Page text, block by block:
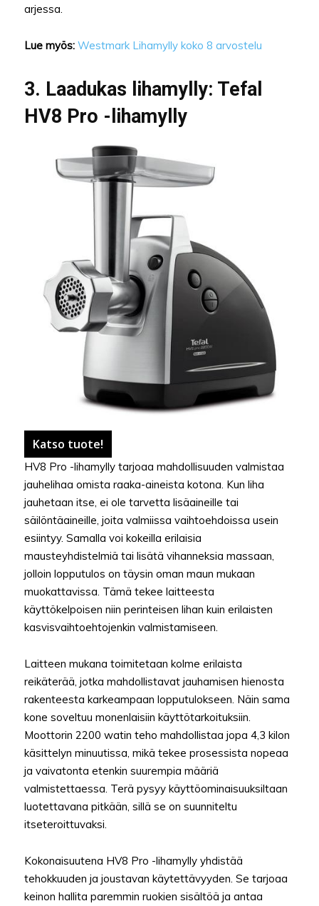
arjessa.
Lue myös: Westmark Lihamylly koko 8 arvostelu
3. Laadukas lihamylly: Tefal
HV8 Pro -lihamylly
Katso tuote!
HV8 Pro -lihamylly tarjoaa mahdollisuuden valmistaa
jauhelihaa omista raaka-aineista kotona. Kun liha
jauhetaan itse, ei ole tarvetta lisäaineille tai
säilöntäaineille, joita valmiissa vaihtoehdoissa usein
esiintyy. Samalla voi kokeilla erilaisia
mausteyhdistelmiä tai lisätä vihanneksia massaan,
jolloin lopputulos on täysin oman maun mukaan
muokattavissa. Tämä tekee laitteesta
käyttökelpoisen niin perinteisen lihan kuin erilaisten
kasvisvaihtoehtojenkin valmistamiseen.
Laitteen mukana toimitetaan kolme erilaista
reikäterää, jotka mahdollistavat jauhamisen hienosta
rakenteesta karkeampaan lopputulokseen. Näin sama
kone soveltuu monenlaisiin käyttötarkoituksiin.
Moottorin 2200 watin teho mahdollistaa jopa 4,3 kilon
käsittelyn minuutissa, mikä tekee prosessista nopeaa
ja vaivatonta etenkin suurempia määriä
valmistettaessa. Terä pysyy käyttöominaisuuksiltaan
luotettavana pitkään, sillä se on suunniteltu
itseteroittuvaksi.
Kokonaisuutena HV8 Pro -lihamylly yhdistää
tehokkuuden ja joustavan käytettävyyden. Se tarjoaa
keinon hallita paremmin ruokien sisältöä ja antaa